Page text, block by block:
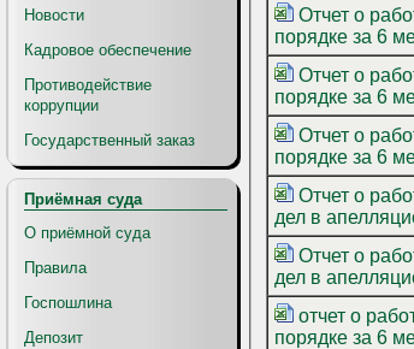
Новости
Кадровое обеспечение
Противодействие
коррупции
Государственный заказ
Приёмная суда
О приёмной суда
Правила
Госпошлина
Депозит
Отчет о работе судов общей юрисдикции по рассмотрению уголовных дел в апелляционном
порядке за 6
Отчет о работе судов общей юрисдикции по рассмотрению уголовных дел в апелляционном
порядке за 6
Отчет о работе судов общей юрисдикции по рассмотрению уголовных дел в апелляционном
порядке за 6
Отчет о работе
Отчет о работе
отчет о работе
порядке за 6